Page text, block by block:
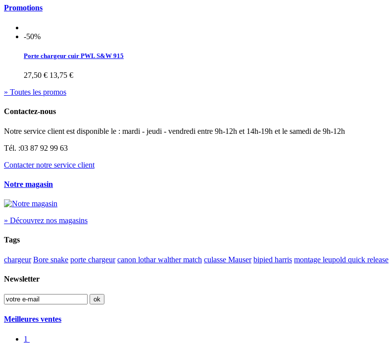
Promotions
-50%
Porte chargeur cuir PWL S&W 915
27,50 € 13,75 €
» Toutes les promos
Contactez-nous
Notre service client est disponible le : mardi - jeudi - vendredi entre 9h-12h et 14h-19h et le samedi de 9h-12h
Tél. :03 87 92 99 63
Contacter notre service client
Notre magasin
» Découvrez nos magasins
Tags
chargeur Bore snake porte chargeur canon lothar walther match culasse Mauser bipied harris montage leupold quick release
Newsletter
Meilleures ventes
1